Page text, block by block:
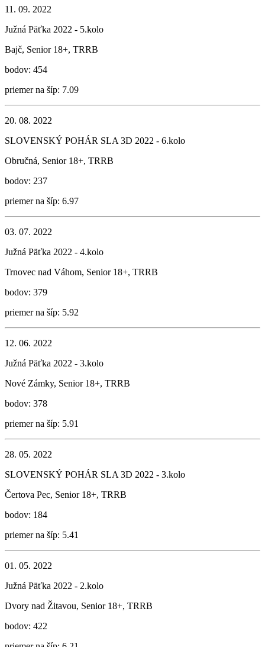
11. 09. 2022
Južná Päťka 2022 - 5.kolo
Bajč, Senior 18+, TRRB
bodov: 454
priemer na šíp: 7.09
20. 08. 2022
SLOVENSKÝ POHÁR SLA 3D 2022 - 6.kolo
Obručná, Senior 18+, TRRB
bodov: 237
priemer na šíp: 6.97
03. 07. 2022
Južná Päťka 2022 - 4.kolo
Trnovec nad Váhom, Senior 18+, TRRB
bodov: 379
priemer na šíp: 5.92
12. 06. 2022
Južná Päťka 2022 - 3.kolo
Nové Zámky, Senior 18+, TRRB
bodov: 378
priemer na šíp: 5.91
28. 05. 2022
SLOVENSKÝ POHÁR SLA 3D 2022 - 3.kolo
Čertova Pec, Senior 18+, TRRB
bodov: 184
priemer na šíp: 5.41
01. 05. 2022
Južná Päťka 2022 - 2.kolo
Dvory nad Žitavou, Senior 18+, TRRB
bodov: 422